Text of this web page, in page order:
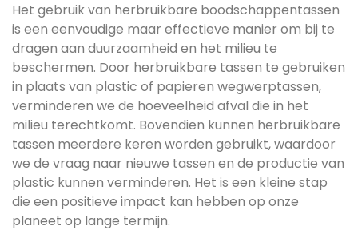
Het gebruik van herbruikbare boodschappentassen
is een eenvoudige maar effectieve manier om bij te
dragen aan duurzaamheid en het milieu te
beschermen. Door herbruikbare tassen te gebruiken
in plaats van plastic of papieren wegwerptassen,
verminderen we de hoeveelheid afval die in het
milieu terechtkomt. Bovendien kunnen herbruikbare
tassen meerdere keren worden gebruikt, waardoor
we de vraag naar nieuwe tassen en de productie van
plastic kunnen verminderen. Het is een kleine stap
die een positieve impact kan hebben op onze
planeet op lange termijn.